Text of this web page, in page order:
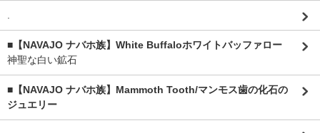
■【NAVAJO ナバホ族】White Buffaloホワイトバッファロー
神聖な白い鉱石
■【NAVAJO ナバホ族】Mammoth Tooth/マンモス歯の化石の
ジュエリー